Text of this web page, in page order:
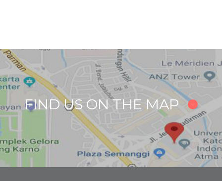
FIND US ON THE MAP